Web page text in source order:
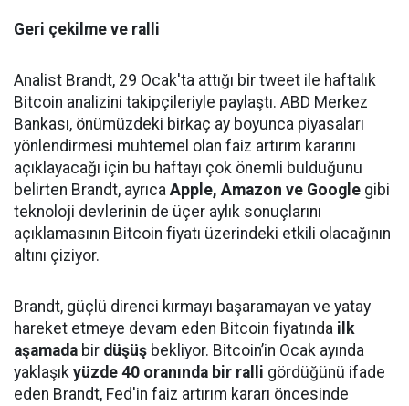
Geri çekilme ve ralli
Analist Brandt, 29 Ocak'ta attığı bir tweet ile haftalık
Bitcoin analizini takipçileriyle paylaştı. ABD Merkez
Bankası, önümüzdeki birkaç ay boyunca piyasaları
yönlendirmesi muhtemel olan faiz artırım kararını
açıklayacağı için bu haftayı çok önemli bulduğunu
belirten Brandt, ayrıca Apple, Amazon ve Google gibi
teknoloji devlerinin de üçer aylık sonuçlarını
açıklamasının Bitcoin fiyatı üzerindeki etkili olacağının
altını çiziyor.
Brandt, güçlü direnci kırmayı başaramayan ve yatay
hareket etmeye devam eden Bitcoin fiyatında ilk
aşamada bir düşüş bekliyor. Bitcoin’in Ocak ayında
yaklaşık yüzde 40 oranında bir ralli gördüğünü ifade
eden Brandt, Fed'in faiz artırım kararı öncesinde